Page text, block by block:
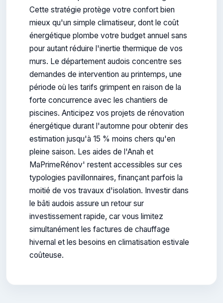
Cette stratégie protège votre confort bien
mieux qu'un simple climatiseur, dont le coût
énergétique plombe votre budget annuel sans
pour autant réduire l'inertie thermique de vos
murs. Le département audois concentre ses
demandes de intervention au printemps, une
période où les tarifs grimpent en raison de la
forte concurrence avec les chantiers de
piscines. Anticipez vos projets de rénovation
énergétique durant l'automne pour obtenir des
estimation jusqu'à 15 % moins chers qu'en
pleine saison. Les aides de l'Anah et
MaPrimeRénov' restent accessibles sur ces
typologies pavillonnaires, finançant parfois la
moitié de vos travaux d'isolation. Investir dans
le bâti audois assure un retour sur
investissement rapide, car vous limitez
simultanément les factures de chauffage
hivernal et les besoins en climatisation estivale
coûteuse.